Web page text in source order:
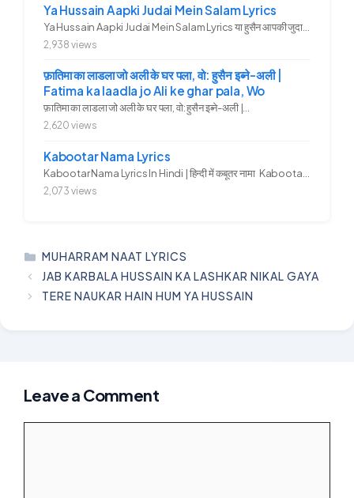
Ya Hussain Aapki Judai Mein Salam Lyrics
2,938 views
फ़ातिमा का लाडला जो अली के घर पला, वो: हुसैन इब्ने-अली |
Fatima ka laadla jo Ali ke ghar pala, Wo
फ़ातिमा का लाडला जो अली के घर पला, वो: हुसैन इब्ने-अली |...
2,620 views
Kabootar Nama Lyrics
2,073 views
CATEGORIES
MUHARRAM NAAT LYRICS
JAB KARBALA HUSSAIN KA LASHKAR NIKAL GAYA
TERE NAUKAR HAIN HUM YA HUSSAIN
Leave a Comment